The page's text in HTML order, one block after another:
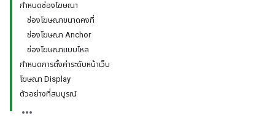
กําหนดช่องโฆษณา
ช่องโฆษณาขนาดคงที่
ช่องโฆษณา Anchor
ช่องโฆษณาแบบไหล
กำหนดการตั้งค่าระดับหน้าเว็บ
โฆษณา Display
ตัวอย่างที่สมบูรณ์